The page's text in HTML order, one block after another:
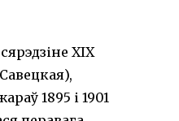
XIX
1895 і 1901